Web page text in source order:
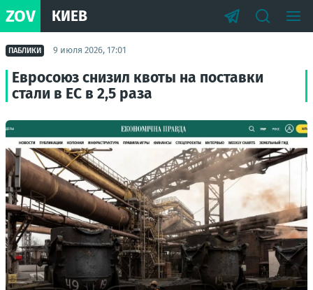
ZOV КИЕВ
ПАБЛИКИ 9 июля 2026, 17:01
Евросоюз снизил квоты на поставки
стали в ЕС в 2,5 раза